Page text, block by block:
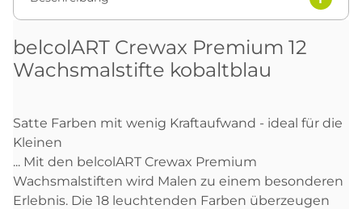
belcolART Crewax Premium 12
Wachsmalstifte kobaltblau
Satte Farben mit wenig Kraftaufwand - ideal für die
Kleinen
... Mit den belcolART Crewax Premium
Wachsmalstiften wird Malen zu einem besonderen
Erlebnis. Die 18 leuchtenden Farben überzeugen